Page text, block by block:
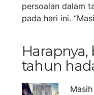
persoalan dalam
pada hari ini.
tahun